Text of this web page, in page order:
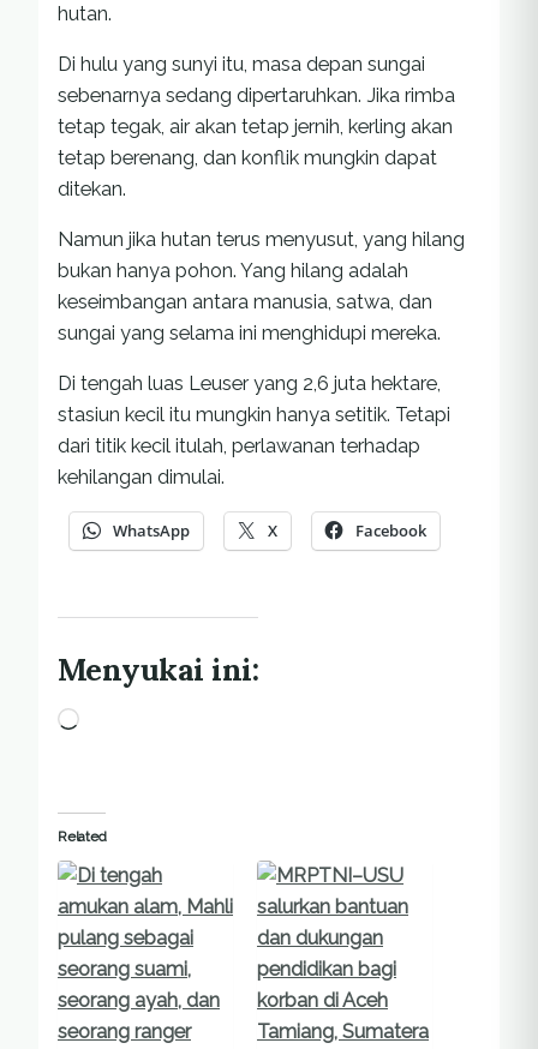
hutan.
Di hulu yang sunyi itu, masa depan sungai
sebenarnya sedang dipertaruhkan. Jika rimba
tetap tegak, air akan tetap jernih, kerling akan
tetap berenang, dan konflik mungkin dapat
ditekan.
Namun jika hutan terus menyusut, yang hilang
bukan hanya pohon. Yang hilang adalah
keseimbangan antara manusia, satwa, dan
sungai yang selama ini menghidupi mereka.
Di tengah luas Leuser yang 2,6 juta hektare,
stasiun kecil itu mungkin hanya setitik. Tetapi
dari titik kecil itulah, perlawanan terhadap
kehilangan dimulai.
WhatsApp X Facebook
Menyukai ini:
Memuat...
Related